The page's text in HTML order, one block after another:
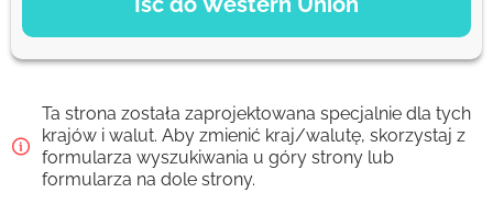
87.12 PEN 1-2 min
Google Pay
87.12 PEN
Ta strona została zaprojektowana specjalnie dla tych
krajów i walut. Aby zmienić kraj/walutę, skorzystaj z
formularza wyszukiwania u góry strony lub
formularza na dole strony.